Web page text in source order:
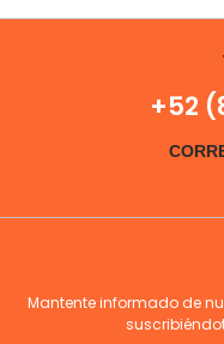
+52
Mantente informado de